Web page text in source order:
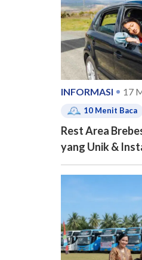
INFORMASI 17
10 Menit Baca
Rest Area
yang Unik &